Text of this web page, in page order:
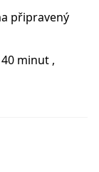
připravený
minut ,